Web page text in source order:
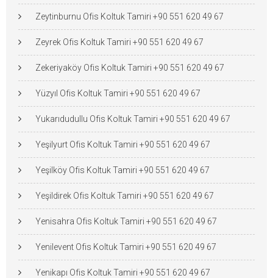
Zeytinburnu Ofis Koltuk Tamiri +90 551 620 49 67
Zeyrek Ofis Koltuk Tamiri +90 551 620 49 67
Zekeriyaköy Ofis Koltuk Tamiri +90 551 620 49 67
Yüzyıl Ofis Koltuk Tamiri +90 551 620 49 67
Yukarıdudullu Ofis Koltuk Tamiri +90 551 620 49 67
Yeşilyurt Ofis Koltuk Tamiri +90 551 620 49 67
Yeşilköy Ofis Koltuk Tamiri +90 551 620 49 67
Yeşildirek Ofis Koltuk Tamiri +90 551 620 49 67
Yenisahra Ofis Koltuk Tamiri +90 551 620 49 67
Yenilevent Ofis Koltuk Tamiri +90 551 620 49 67
Yenikapı Ofis Koltuk Tamiri +90 551 620 49 67